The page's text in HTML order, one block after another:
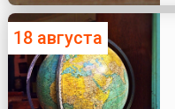
18 августа